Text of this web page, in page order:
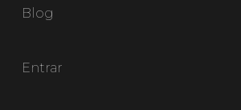
Blog
Entrar